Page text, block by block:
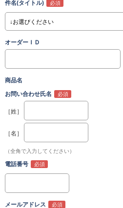
件名(タイトル)
オーダーＩＤ
商品名
お問い合わせ氏名
［姓］
［名］
（全角で入力してください）
電話番号
メールアドレス